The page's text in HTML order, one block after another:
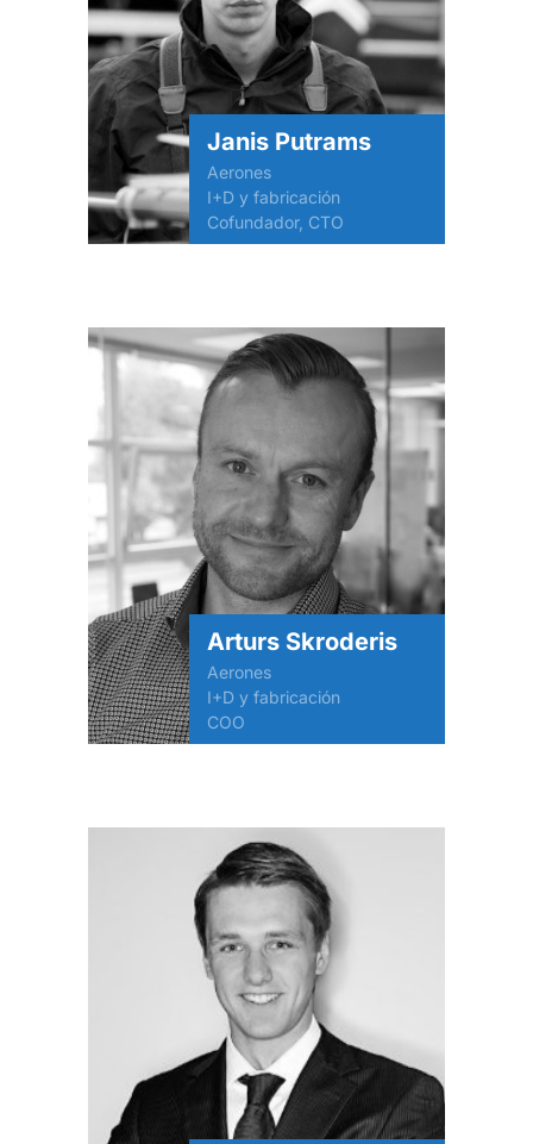
Janis Putrams
Aerones
I+D y fabricación
Cofundador, CTO
Arturs Skroderis
Aerones
I+D y fabricación
COO